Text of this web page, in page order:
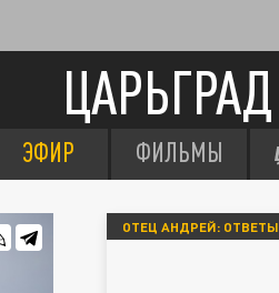
ЦАРЬГРАД
ЭФИР ФИЛЬМЫ
ОТЕЦ АНДРЕЙ: ОТВЕТЫ